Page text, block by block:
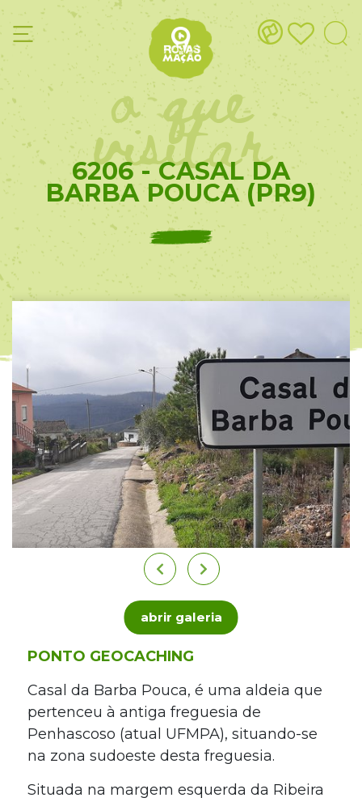
o que
visitar
6206 - CASAL DA
BARBA POUCA (PR9)
abrir galeria
PONTO GEOCACHING
Casal da Barba Pouca, é uma aldeia que
pertenceu à antiga freguesia de
Penhascoso (atual UFMPA), situando-se
na zona sudoeste desta freguesia.
Situada na margem esquerda da Ribeira